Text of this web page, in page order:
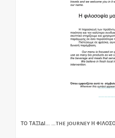
ΤΟ ΤΑΞΊΔΙ... …THE JOURNEY Η